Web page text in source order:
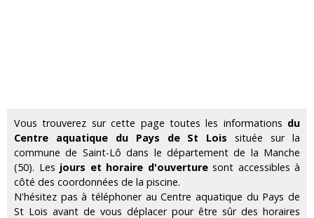
Vous trouverez sur cette page toutes les informations du
Centre aquatique du Pays de St Lois située sur la
commune de Saint-Lô dans le département de la Manche
(50). Les jours et horaire d'ouverturesont accessibles à
côté des coordonnées de la piscine.
N'hésitez pas à téléphoner au Centre aquatique du Pays de
St Lois avant de vous déplacer pour être sûr des horaires